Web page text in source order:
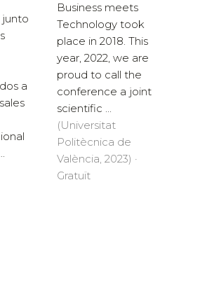
junto
a
Business meets
Technology took
place in 2018. This
year, 2022, we are
proud to call the
conference a joint
scientific ...
(Universitat
Politècnica de
València, 2023) ·
Gratuït